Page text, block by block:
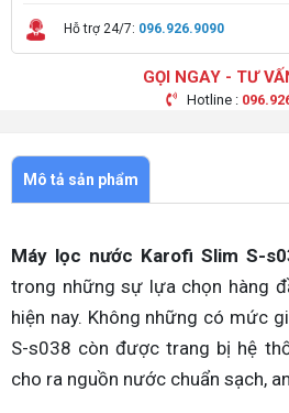
Hỗ trợ 24/7: 096.926.9090
GỌI NGAY - TƯ
Hotline :
Mô tả sản phẩm
Máy lọc nước Karofi Slim S-
trong những sự lựa chọn hàng
hiện nay. Không những có mức
S-s038 còn được trang bị hệ
cho ra nguồn nước chuẩn sạch,